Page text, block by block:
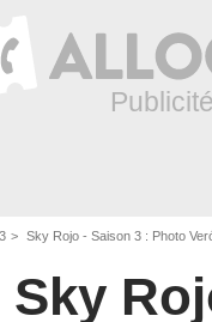
Sky Rojo - Saison 3 : Photo
Sky